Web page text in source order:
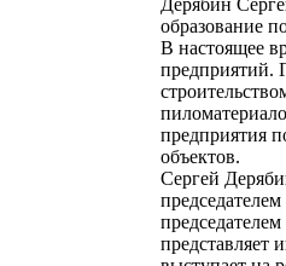
Дерябин
образование
В настоящее
предприятий.
предприятия
объектов.
Сергей
представляет